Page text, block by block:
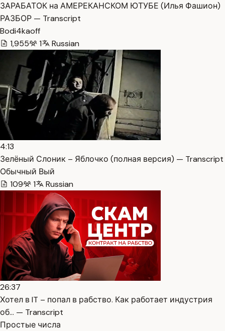
ЗАРАБАТОК на АМЕРЕКАНСКОМ ЮТУБЕ (Илья Фашион)
РАЗБОР — Transcript
Bodi4kaoff
1,955
1 Russian
4:13
Зелёный Слоник – Яблочко (полная версия) — Transcript
Обычный Вый
109
1 Russian
26:37
Хотел в IT – попал в рабство. Как работает индустрия
об… — Transcript
Простые числа